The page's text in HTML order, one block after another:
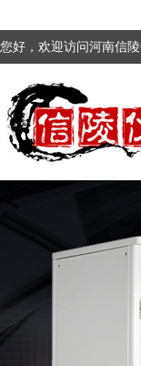
您好，欢迎访问河南信